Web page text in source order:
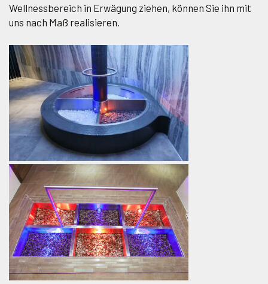
Wellnessbereich in Erwägung ziehen, können Sie ihn mit
uns nach Maß realisieren.